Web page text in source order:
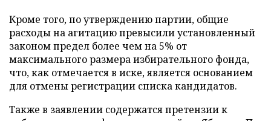
Кроме того, по утверждению партии, общие
расходы на агитацию превысили установленный
законом предел более чем на 5% от
максимального размера избирательного фонда,
что, как отмечается в иске, является основанием
для отмены регистрации списка кандидатов.
Также в заявлении содержатся претензии к